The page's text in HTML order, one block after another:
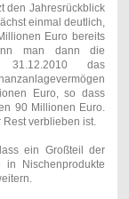
den Jahresrückblick
einmal deutlich,
Euro bereits
man dann die
31.12.2010 das
Euro, so dass
90 Millionen Euro.
verblieben ist.
ein Großteil der
Nischenprodukte